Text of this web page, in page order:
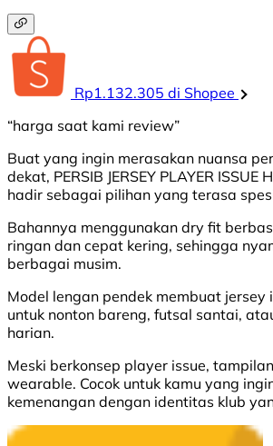
Rp1.132.305 di Shopee
“harga saat kami review”
Buat yang ingin merasakan nuansa
dekat, PERSIB JERSEY PLAYER ISSUE
hadir sebagai pilihan yang terasa
Bahannya menggunakan dry fit
ringan dan cepat kering, sehingga
berbagai musim.
Model lengan pendek membuat jersey
untuk nonton bareng, futsal santai,
harian.
Meski berkonsep player issue,
wearable. Cocok untuk kamu yang
kemenangan dengan identitas klub